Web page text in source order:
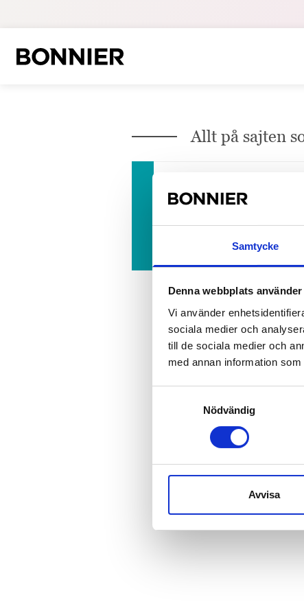
Samtycke
Denna webbplats
Vi använder
sociala medier och
till de sociala medier och
med annan information
Nödvändig
Avvisa
Allt på sajten
Ny bok med verktyg
Sommarlovet är för många en